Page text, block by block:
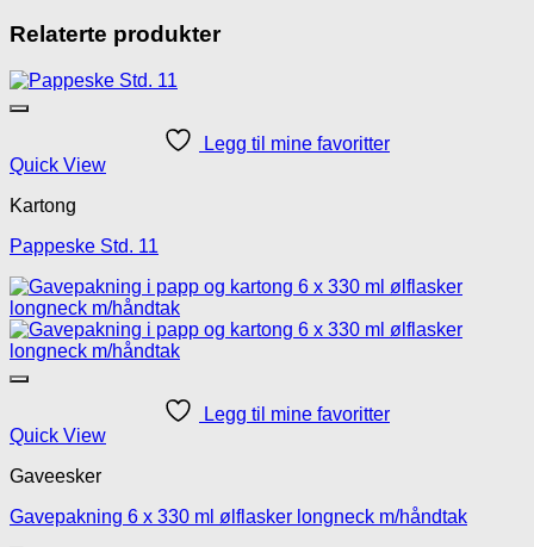
Relaterte produkter
Legg til mine favoritter
Quick View
Kartong
Pappeske Std. 11
Legg til mine favoritter
Quick View
Gaveesker
Gavepakning 6 x 330 ml ølflasker longneck m/håndtak